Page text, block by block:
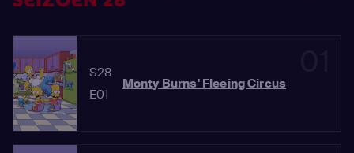
S28
E01
Monty Burns' Fleeing Circus